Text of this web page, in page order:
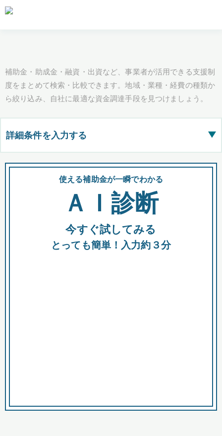
補助金・助成金・融資・出資など、事業者が活用できる支援制
度をまとめて検索・比較できます。地域・業種・経費の種類か
ら絞り込み、自社に最適な資金調達手段を見つけましょう。
詳細条件を入力する ▶
都道府県
全国の検索結果を含めて表示
助成金 融資 出資
使える補助金が一瞬でわかる
ＡＩ診断
今すぐ試してみる
とっても簡単！入力約３分